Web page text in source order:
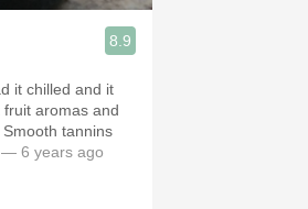
8.9
— 6 years ago